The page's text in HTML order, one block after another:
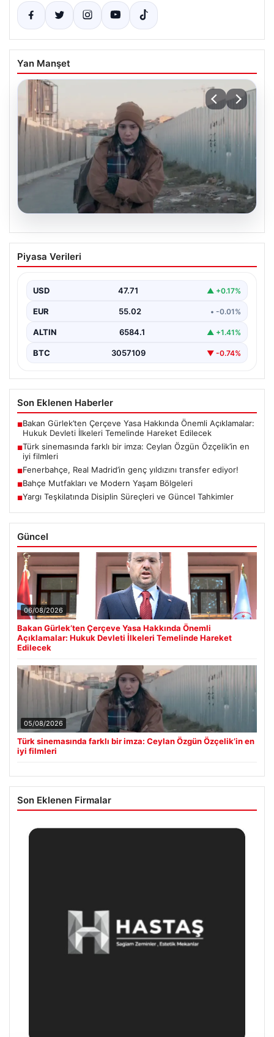
Yan Manşet
05.08.2026
Türk sinemasında farklı bir imza: Ceylan
Özgün Özçelik’in en iyi filmleri
Piyasa Verileri
USD 47.71 ▲ +0.17%
EUR 55.02 • -0.01%
ALTIN 6584.1 ▲ +1.41%
BTC 3057109 ▼ -0.74%
Son Eklenen Haberler
■Bakan Gürlek’ten Çerçeve Yasa Hakkında Önemli Açıklamalar:
Hukuk Devleti İlkeleri Temelinde Hareket Edilecek
■Türk sinemasında farklı bir imza: Ceylan Özgün Özçelik’in en
iyi filmleri
■Fenerbahçe, Real Madrid’in genç yıldızını transfer ediyor!
■Bahçe Mutfakları ve Modern Yaşam Bölgeleri
■Yargı Teşkilatında Disiplin Süreçleri ve Güncel Tahkimler
Güncel
06/08/2026
Bakan Gürlek’ten Çerçeve Yasa Hakkında Önemli
Açıklamalar: Hukuk Devleti İlkeleri Temelinde Hareket
Edilecek
05/08/2026
Türk sinemasında farklı bir imza: Ceylan Özgün Özçelik’in en
iyi filmleri
Son Eklenen Firmalar